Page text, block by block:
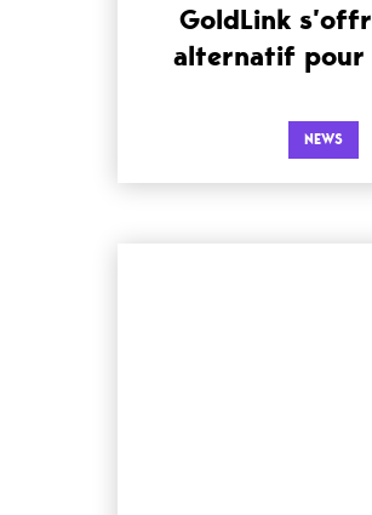
GoldLink
alternatif pour
NEWS